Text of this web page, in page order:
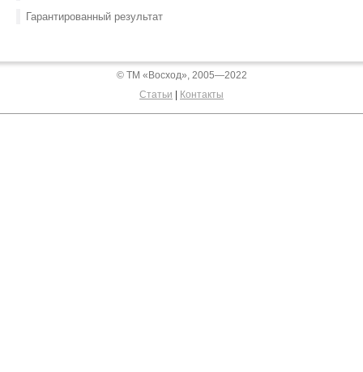
Гарантированный результат
© ТМ «Восход», 2005—2022
Статьи
Контакты